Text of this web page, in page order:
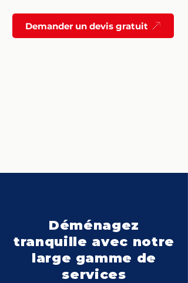
Demander un devis gratuit
Déménagez
tranquille avec notre
large gamme de
services